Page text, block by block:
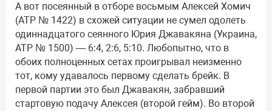
А вот посеянный в отборе восьмым Алексей Хомич
(ATP № 1422) в схожей ситуации не сумел одолеть
одиннадцатого сеянного Юрия Джавакяна (Украина,
ATP № 1500) — 6:4, 2:6, 5:10. Любопытно, что в
обоих полноценных сетах проигрывал неизменно
тот, кому удавалось первому сделать брейк. В
первой партии это был Джавакян, забравший
стартовую подачу Алексея (второй гейм). Во второй